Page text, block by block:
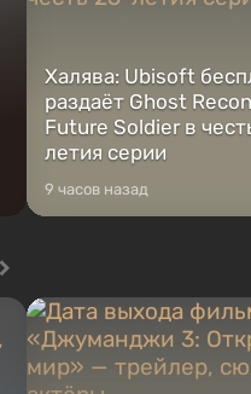
Халява: Ubisoft
раздаёт Ghost
Future Soldier в
летия серии
9 часов назад